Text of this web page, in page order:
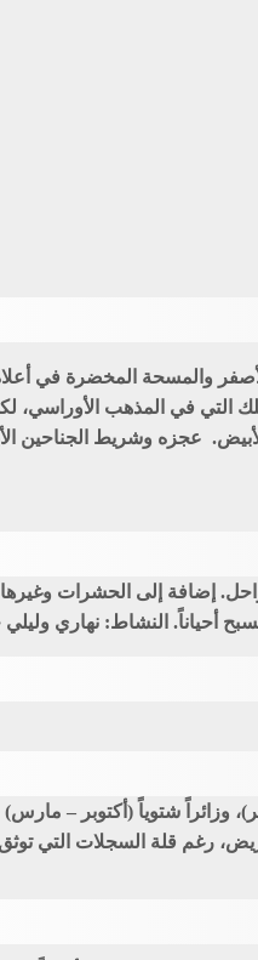
والمسحة المخضرة في
التي في المذهب الأوراسي،
عجزه وشريط الجناحين
إضافة إلى الحشرات وغيرها
أحياناً. النشاط: نهاري
شتوياً (أكتوبر – مارس)
رغم قلة السجلات التي